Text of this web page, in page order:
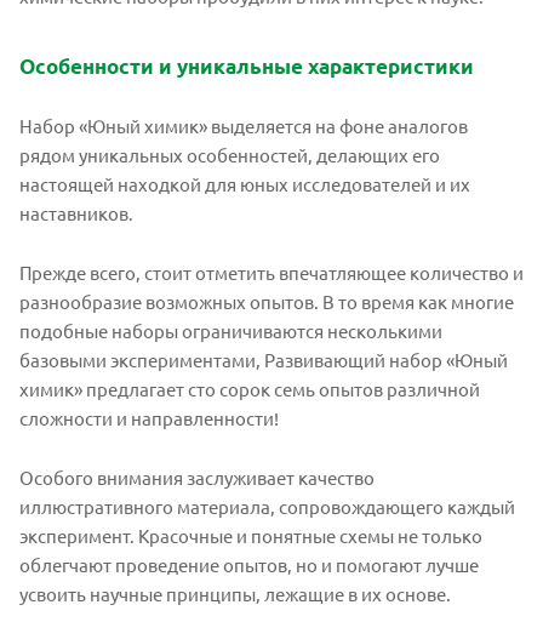
Особенности и уникальные характеристики
Набор «Юный химик» выделяется на фоне аналогов
рядом уникальных особенностей, делающих его
настоящей находкой для юных исследователей и их
наставников.
Прежде всего, стоит отметить впечатляющее количество и
разнообразие возможных опытов. В то время как многие
подобные наборы ограничиваются несколькими
базовыми экспериментами, Развивающий набор «Юный
химик» предлагает сто сорок семь опытов различной
сложности и направленности!
Особого внимания заслуживает качество
иллюстративного материала, сопровождающего каждый
эксперимент. Красочные и понятные схемы не только
облегчают проведение опытов, но и помогают лучше
усвоить научные принципы, лежащие в их основе.